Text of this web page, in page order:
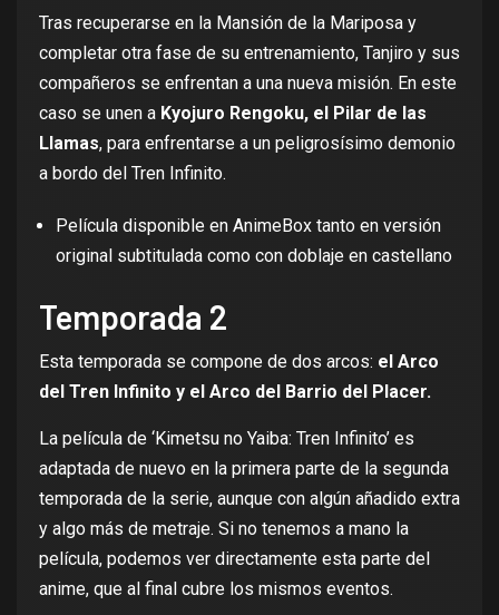
Tras recuperarse en la Mansión de la Mariposa y
completar otra fase de su entrenamiento, Tanjiro y sus
compañeros se enfrentan a una nueva misión. En este
caso se unen a Kyojuro Rengoku, el Pilar de las
Llamas, para enfrentarse a un peligrosísimo demonio
a bordo del Tren Infinito.
Película disponible en AnimeBox tanto en versión
original subtitulada como con doblaje en castellano
Temporada 2
Esta temporada se compone de dos arcos: el Arco
del Tren Infinito y el Arco del Barrio del Placer.
La película de ‘Kimetsu no Yaiba: Tren Infinito’ es
adaptada de nuevo en la primera parte de la segunda
temporada de la serie, aunque con algún añadido extra
y algo más de metraje. Si no tenemos a mano la
película, podemos ver directamente esta parte del
anime, que al final cubre los mismos eventos.